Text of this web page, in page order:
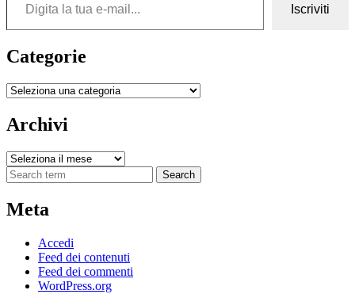
Iscriviti
Categorie
Categorie
Archivi
Archivi
Search
Meta
Accedi
Feed dei contenuti
Feed dei commenti
WordPress.org